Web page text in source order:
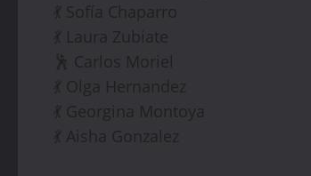
💃 Sofía Chaparro
💃 Laura Zubiate
🕺 Carlos Moriel
💃 Olga Hernandez
💃 Georgina Montoya
💃 Aisha Gonzalez